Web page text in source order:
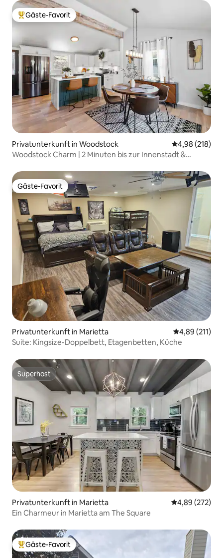
Beliebter Gäste-Favorit.
Gäste-Favorit
Privatunterkunft in Woodstock
4,98 (218)
Woodstock Charm | 2 Minuten bis zur Innenstadt &
Gäste-Favorit
Gäste-Favorit
Privatunterkunft in Marietta
4,89 (211)
Suite: Kingsize-Doppelbett, Etagenbetten, Küche
Superhost
Superhost
Privatunterkunft in Marietta
4,89 (272)
Ein Charmeur in Marietta am The Square
Beliebter Gäste-Favorit.
Gäste-Favorit